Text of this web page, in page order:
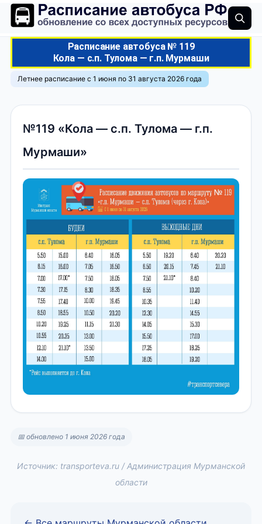
Расписание автобуса № 119
Кола — с.п. Тулома — г.п. Мурмаши
Летнее расписание с 1 июня по 31 августа 2026 года
№119 «Кола — с.п. Тулома — г.п.
Мурмаши»
📅 обновлено 1 июня 2026 года
Источник: transporteva.ru / Администрация Мурманской
области